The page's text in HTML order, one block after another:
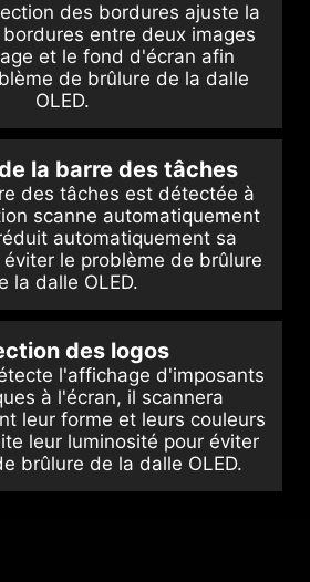
des bordures ajuste la
entre deux images
et le fond d'écran afin
de brûlure de la dalle
OLED.
la barre des tâches
des tâches est détectée à
scanne automatiquement
automatiquement sa
le problème de brûlure
la dalle OLED.
des logos
l'affichage d'imposants
à l'écran, il scannera
leur forme et leurs couleurs
leur luminosité pour éviter
brûlure de la dalle OLED.